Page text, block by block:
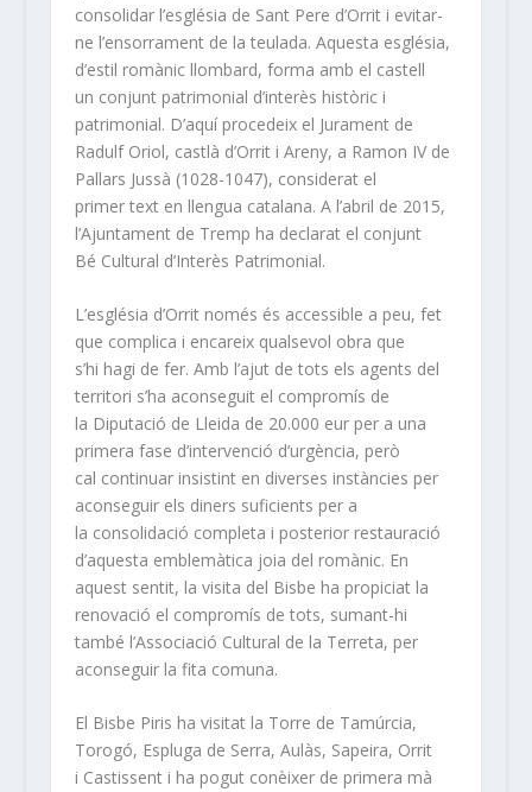
consolidar l’església de Sant Pere d’Orrit i evitar-
ne l’ensorrament de la teulada. Aquesta església,
d’estil romànic llombard, forma amb el castell
un conjunt patrimonial d’interès històric i
patrimonial. D’aquí procedeix el Jurament de
Radulf Oriol, castlà d’Orrit i Areny, a Ramon IV de
Pallars Jussà (1028-1047), considerat el
primer text en llengua catalana. A l’abril de 2015,
l’Ajuntament de Tremp ha declarat el conjunt
Bé Cultural d’Interès Patrimonial.
L’església d’Orrit només és accessible a peu, fet
que complica i encareix qualsevol obra que
s’hi hagi de fer. Amb l’ajut de tots els agents del
territori s’ha aconseguit el compromís de
la Diputació de Lleida de 20.000 eur per a una
primera fase d’intervenció d’urgència, però
cal continuar insistint en diverses instàncies per
aconseguir els diners suficients per a
la consolidació completa i posterior restauració
d’aquesta emblemàtica joia del romànic. En
aquest sentit, la visita del Bisbe ha propiciat la
renovació el compromís de tots, sumant-hi
també l’Associació Cultural de la Terreta, per
aconseguir la fita comuna.
El Bisbe Piris ha visitat la Torre de Tamúrcia,
Torogó, Espluga de Serra, Aulàs, Sapeira, Orrit
i Castissent i ha pogut conèixer de primera mà